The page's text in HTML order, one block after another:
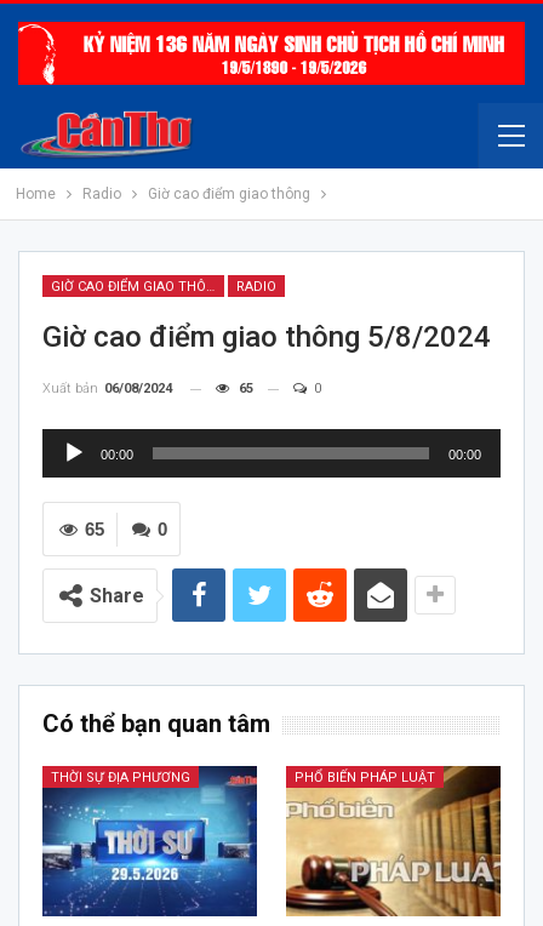
Home Radio Giờ cao điểm giao thông
GIỜ CAO ĐIỂM GIAO THÔNG RADIO
Giờ cao điểm giao thông 5/8/2024
Xuất bản 06/08/2024 65 0
Trình
Audio
00:00 00:00
0
65
Share
Có thể bạn quan tâm
THỜI SỰ ĐỊA PHƯƠNG PHỔ BIẾN PHÁP LUẬT